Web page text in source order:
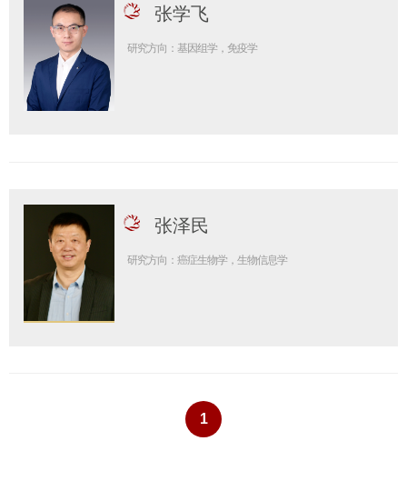
张学飞
研究方向：基因组学，免疫学
张泽民
研究方向：癌症生物学，生物信息学
1